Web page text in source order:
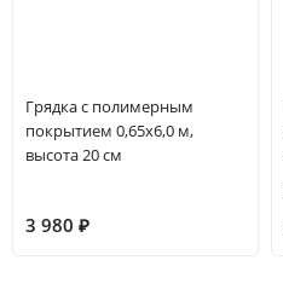
Грядка с полимерным
покрытием 0,65х6,0 м,
высота 20 см
3 980 ₽